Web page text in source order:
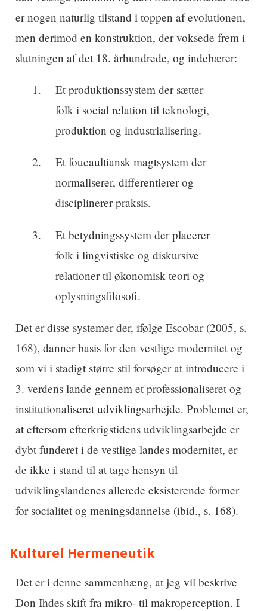
er nogen naturlig tilstand i toppen af evolutionen,
men derimod en konstruktion, der voksede frem i
slutningen af det 18. århundrede, og indebærer:
Et produktionssystem der sætter
folk i social relation til teknologi,
produktion og industrialisering.
Et foucaultiansk magtsystem der
normaliserer, differentierer og
disciplinerer praksis.
Et betydningssystem der placerer
folk i lingvistiske og diskursive
relationer til økonomisk teori og
oplysningsfilosofi.
­Det er disse systemer der, ifølge Escobar (2005, s.
168), danner basis for den vestlige modernitet og
som vi i stadigt større stil forsøger at introducere i
3. verdens lande gennem et professionaliseret og
institutionaliseret udviklingsarbejde. Problemet er,
at eftersom efterkrigstidens udviklingsarbejde er
dybt funderet i de vestlige landes modernitet, er
de ikke i stand til at tage hensyn til
udviklingslandenes allerede eksisterende former
for socialitet og meningsdannelse (ibid., s. 168).
Kulturel Hermeneutik
Det er i denne sammenhæng, at jeg vil beskrive
Don Ihdes skift fra mikro- til makroperception. I